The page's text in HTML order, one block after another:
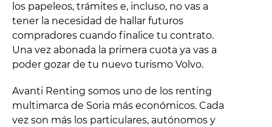
los papeleos, trámites e, incluso, no vas a
tener la necesidad de hallar futuros
compradores cuando finalice tu contrato.
Una vez abonada la primera cuota ya vas a
poder gozar de tu nuevo turismo Volvo.
Avanti Renting somos uno de los renting
multimarca de Soria más económicos. Cada
vez son más los particulares, autónomos y